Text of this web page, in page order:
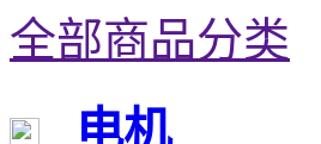
全部商品分类
电机